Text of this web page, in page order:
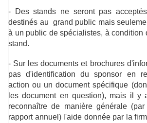
- Des stands ne seront pas
destinés au grand public mais
à un public de spécialistes, à condition
stand.
- Sur les documents et brochures
pas d'identification du sponsor en
action ou un document spécifique
les document en question), mais il y
reconnaître de manière générale
rapport annuel) l'aide donnée par la